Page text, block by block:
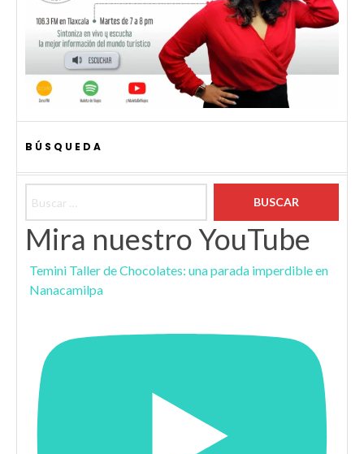
BÚSQUEDA
Mira nuestro YouTube
Temini Taller de Chocolates: una parada imperdible en
Nanacamilpa